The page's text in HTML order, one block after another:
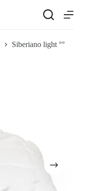
Siberiano light °°